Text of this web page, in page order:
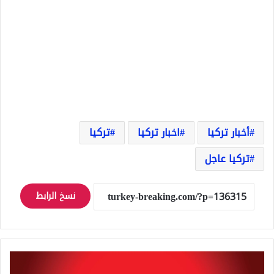
أخبار تركيا اخبار تركيا
تركيا
تركيا عاجل
نسخ الرابط